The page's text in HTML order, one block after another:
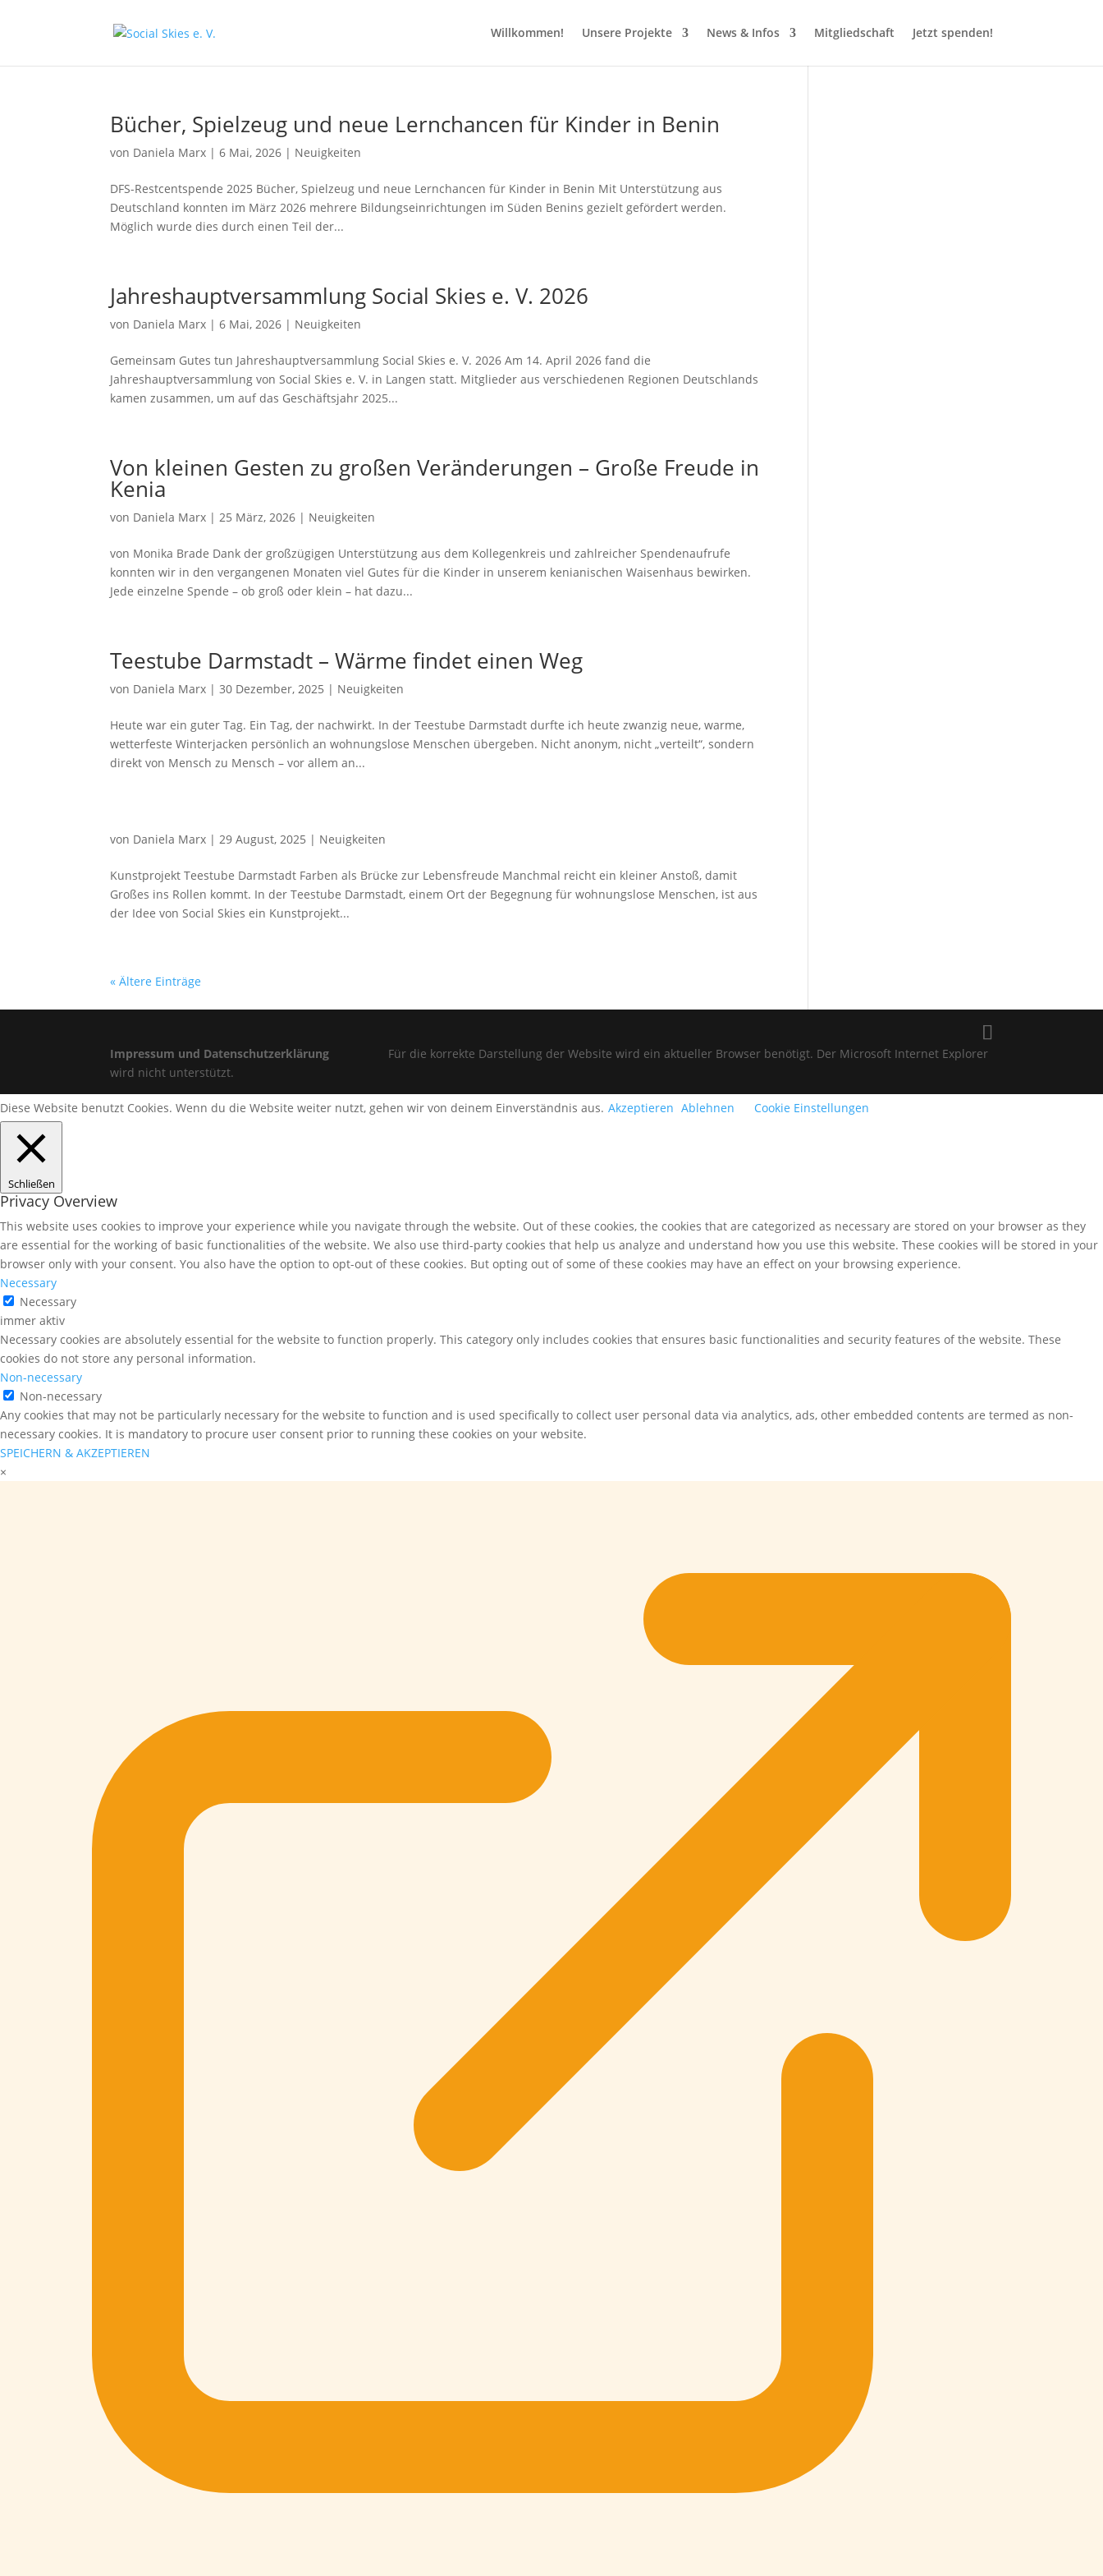
Willkommen! Unsere Projekte News & Infos Mitgliedschaft Jetzt spenden!
Bücher, Spielzeug und neue Lernchancen für Kinder in Benin
von Daniela Marx |6 Mai, 2026 | Neuigkeiten
DFS-Restcentspende 2025 Bücher, Spielzeug und neue Lernchancen für Kinder in Benin Mit Unterstützung aus
Deutschland konnten im März 2026 mehrere Bildungseinrichtungen im Süden Benins gezielt gefördert werden.
Möglich wurde dies durch einen Teil der...
Jahreshauptversammlung Social Skies e. V. 2026
von Daniela Marx |6 Mai, 2026 | Neuigkeiten
Gemeinsam Gutes tun Jahreshauptversammlung Social Skies e. V. 2026 Am 14. April 2026 fand die
Jahreshauptversammlung von Social Skies e. V. in Langen statt. Mitglieder aus verschiedenen Regionen Deutschlands
kamen zusammen, um auf das Geschäftsjahr 2025...
Von kleinen Gesten zu großen Veränderungen – Große Freude in
Kenia
von Daniela Marx |25 März, 2026 | Neuigkeiten
von Monika Brade Dank der großzügigen Unterstützung aus dem Kollegenkreis und zahlreicher Spendenaufrufe
konnten wir in den vergangenen Monaten viel Gutes für die Kinder in unserem kenianischen Waisenhaus bewirken.
Jede einzelne Spende – ob groß oder klein – hat dazu...
Teestube Darmstadt – Wärme findet einen Weg
von Daniela Marx |30 Dezember, 2025 | Neuigkeiten
Heute war ein guter Tag. Ein Tag, der nachwirkt. In der Teestube Darmstadt durfte ich heute zwanzig neue, warme,
wetterfeste Winterjacken persönlich an wohnungslose Menschen übergeben. Nicht anonym, nicht „verteilt“, sondern
direkt von Mensch zu Mensch – vor allem an...
von Daniela Marx |29 August, 2025 | Neuigkeiten
Kunstprojekt Teestube Darmstadt Farben als Brücke zur Lebensfreude Manchmal reicht ein kleiner Anstoß, damit
Großes ins Rollen kommt. In der Teestube Darmstadt, einem Ort der Begegnung für wohnungslose Menschen, ist aus
der Idee von Social Skies ein Kunstprojekt...
« Ältere Einträge
Impressum und Datenschutzerklärung Für die korrekte Darstellung der Website wird ein aktueller Browser benötigt. Der Microsoft Internet Explorer
wird nicht unterstützt.
Diese Website benutzt Cookies. Wenn du die Website weiter nutzt, gehen wir von deinem Einverständnis aus. Akzeptieren Ablehnen Cookie Einstellungen
Schließen
Privacy Overview
This website uses cookies to improve your experience while you navigate through the website. Out of these cookies, the cookies that are categorized as necessary are stored on your browser as they
are essential for the working of basic functionalities of the website. We also use third-party cookies that help us analyze and understand how you use this website. These cookies will be stored in your
browser only with your consent. You also have the option to opt-out of these cookies. But opting out of some of these cookies may have an effect on your browsing experience.
Necessary
Necessary
immer aktiv
Necessary cookies are absolutely essential for the website to function properly. This category only includes cookies that ensures basic functionalities and security features of the website. These
cookies do not store any personal information.
Non-necessary
Non-necessary
Any cookies that may not be particularly necessary for the website to function and is used specifically to collect user personal data via analytics, ads, other embedded contents are termed as non-
necessary cookies. It is mandatory to procure user consent prior to running these cookies on your website.
SPEICHERN & AKZEPTIEREN
×